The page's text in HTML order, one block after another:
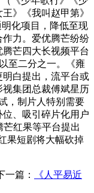
》《我叫赵甲第》
化项目，降低至现
力。爱优腾芒纷纷
芒四大长视频平台
至二分之一。《雍
明白提出，流平台或
集团总裁傅斌星历
，制片人特别需要
、吸引碎片化用户
红果等平台提出
果短剧将大幅砍掉
一篇：
《人平易近